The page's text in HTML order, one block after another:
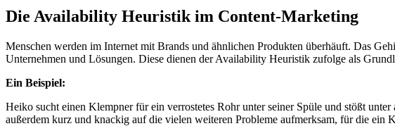
Die Availability Heuristik im Content-Marketing
Menschen werden im Internet mit Brands und ähnlichen Produkten überhäuft. Das
Unternehmen und Lösungen. Diese dienen der Availability Heuristik zufolge als
Ein Beispiel:
Heiko sucht einen Klempner für ein verrostetes Rohr unter seiner Spüle und stößt
außerdem kurz und knackig auf die vielen weiteren Probleme aufmerksam, für die ein